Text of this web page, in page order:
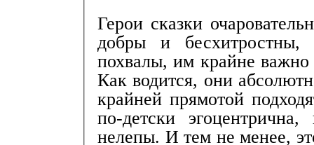
Герои сказки
добры и
похвалы, им крайне
Как водится, они
крайней прямотой
по-детски
нелепы. И тем не менее,